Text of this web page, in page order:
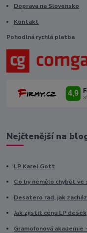
Doprava na Slovensko
Kontakt
Pohodlná rychlá platba
Nejčtenější na
LP Karel Gott
Co by nemělo chybět ve
Desatero rad, jak
Jak zjistit cenu LP desek
Gramofonová akademie